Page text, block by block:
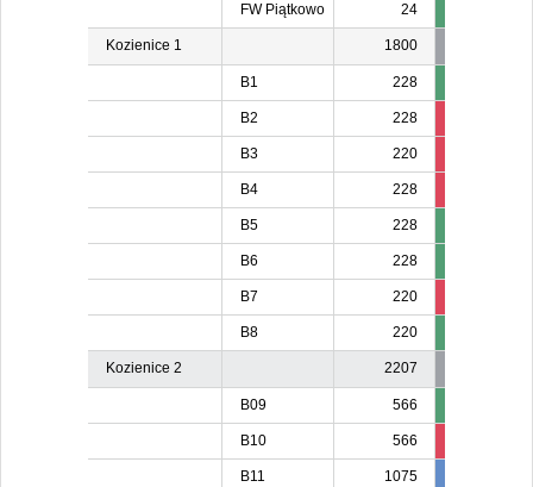
FW Piątkowo 24
Kozienice 1 1800
B1 228
B2 228
B3 220
B4 228
B5 228
B6 228
B7 220
B8 220
Kozienice 2 2207
B09 566
B10 566
B11 1075